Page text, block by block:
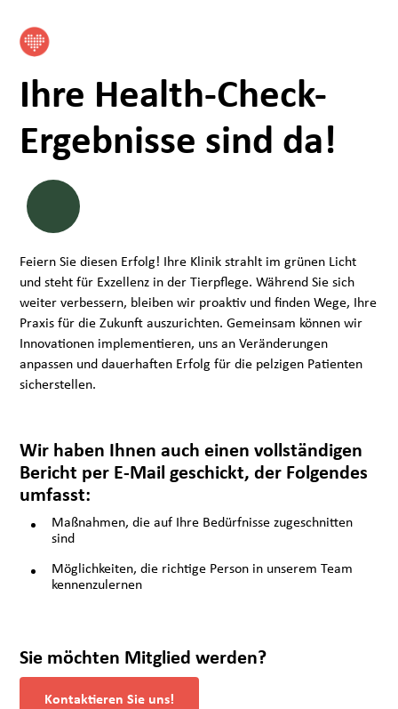
Ihre Health-Check-
Ergebnisse sind da!
Feiern Sie diesen Erfolg! Ihre Klinik strahlt im grünen Licht
und steht für Exzellenz in der Tierpflege. Während Sie sich
weiter verbessern, bleiben wir proaktiv und finden Wege, Ihre
Praxis für die Zukunft auszurichten. Gemeinsam können wir
Innovationen implementieren, uns an Veränderungen
anpassen und dauerhaften Erfolg für die pelzigen Patienten
sicherstellen.
Wir haben Ihnen auch einen vollständigen
Bericht per E-Mail geschickt, der Folgendes
umfasst:
Maßnahmen, die auf Ihre Bedürfnisse zugeschnitten
sind
Möglichkeiten, die richtige Person in unserem Team
kennenzulernen
Sie möchten Mitglied werden?
Kontaktieren Sie uns!